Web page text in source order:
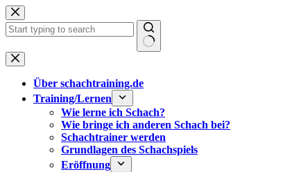
Zum
Inhalt
springen
Keine
Ergebnisse
Über schachtraining.de
Training/Lernen
Wie lerne ich Schach?
Wie bringe ich anderen Schach bei?
Schachtrainer werden
Grundlagen des Schachspiels
Eröffnung